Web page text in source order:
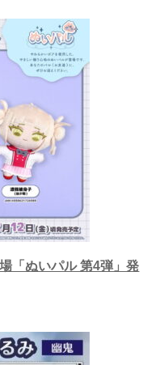
「ぬいパル 第4弾」発